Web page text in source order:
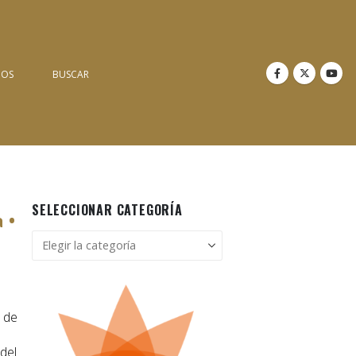
BUSCAR
SELECCIONAR CATEGORÍA
Seleccionar
categoría